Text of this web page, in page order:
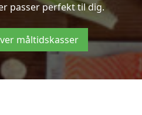
passer perfekt til dig.
måltidskasser